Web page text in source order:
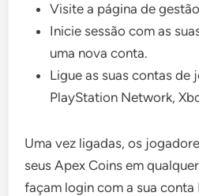
Visite a página de
Inicie sessão com as
uma nova conta.
Ligue as suas contas de
PlayStation Network,
Uma vez ligadas, os
seus Apex Coins em
façam login com a sua conta